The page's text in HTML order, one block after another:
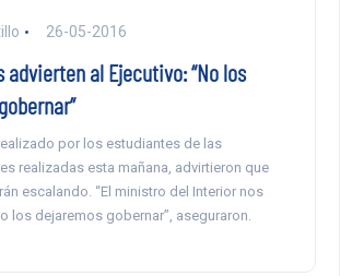
26-05-2016
advierten al Ejecutivo: “No los
por los estudiantes de las
realizadas esta mañana, advirtieron que
escalando. “El ministro del Interior nos
los dejaremos gobernar”, aseguraron.